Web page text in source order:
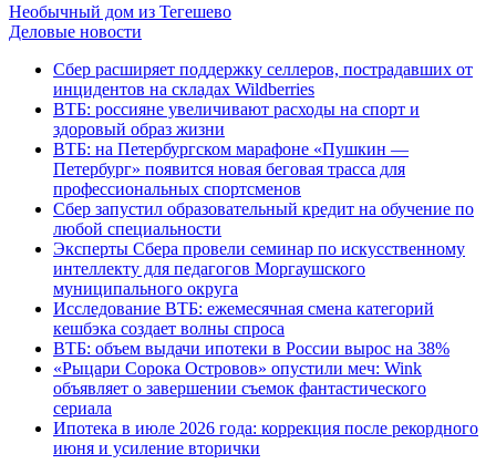
Необычный дом из Тегешево
Деловые новости
Сбер расширяет поддержку селлеров, пострадавших от
инцидентов на складах Wildberries
ВТБ: россияне увеличивают расходы на спорт и
здоровый образ жизни
ВТБ: на Петербургском марафоне «Пушкин —
Петербург» появится новая беговая трасса для
профессиональных спортсменов
Сбер запустил образовательный кредит на обучение по
любой специальности
Эксперты Сбера провели семинар по искусственному
интеллекту для педагогов Моргаушского
муниципального округа
Исследование ВТБ: ежемесячная смена категорий
кешбэка создает волны спроса
ВТБ: объем выдачи ипотеки в России вырос на 38%
«Рыцари Сорока Островов» опустили меч: Wink
объявляет о завершении съемок фантастического
сериала
Ипотека в июле 2026 года: коррекция после рекордного
июня и усиление вторички